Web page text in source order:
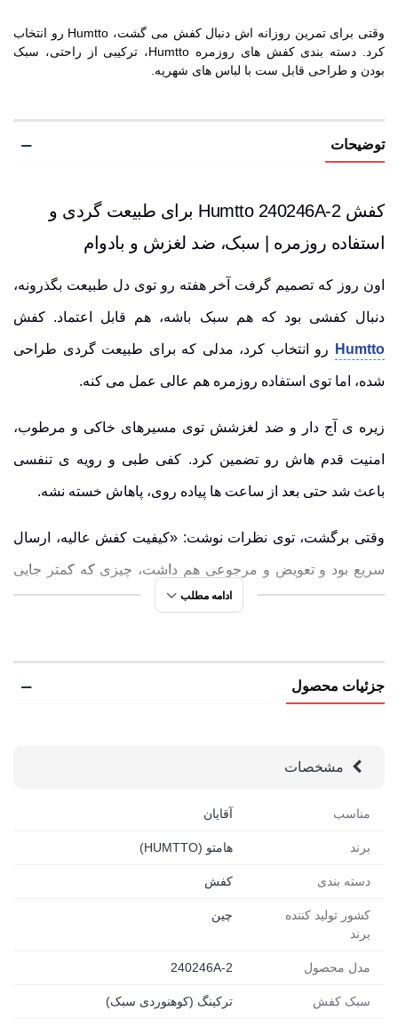
وقتی برای تمرین روزانه اش دنبال کفش می گشت، Humtto رو انتخاب
کرد. دسته بندی کفش های روزمره Humtto، ترکیبی از راحتی، سبک
بودن و طراحی قابل ست با لباس های شهریه.
توضیحات
کفش Humtto 240246A-2 برای طبیعت گردی و
استفاده روزمره | سبک، ضد لغزش و بادوام
اون روز که تصمیم گرفت آخر هفته رو توی دل طبیعت بگذرونه،
دنبال کفشی بود که هم سبک باشه، هم قابل اعتماد. کفش
Humtto رو انتخاب کرد، مدلی که برای طبیعت گردی طراحی
شده، اما توی استفاده روزمره هم عالی عمل می کنه.
زیره ی آج دار و ضد لغزشش توی مسیرهای خاکی و مرطوب،
امنیت قدم هاش رو تضمین کرد. کفی طبی و رویه ی تنفسی
باعث شد حتی بعد از ساعت ها پیاده روی، پاهاش خسته نشه.
وقتی برگشت، توی نظرات نوشت: «کیفیت کفش عالیه، ارسال
سریع بود و تعویض و مرجوعی هم داشت، چیزی که کمتر جایی
راحت، هم توی طبیعت بدرخش، هم توی خیابون های شهر.
ساختار تخصصی و طراحی روزمره
های طولانی
فرم پذیر با ساختار پا: فیت طبیعی بدون فشار یا لغزش
بسته شدن با بند:
قابل تنظیم برای راحتی بیشتر و استایل
ساق بلند برای محافظت بیشتر از مچ پا:
سلیقه و اهل حرکت
ادامه مطلب
جزئیات محصول
مشخصات
مناسب آقایان
برند هامتو (HUMTTO)
دسته بندی کفش
کشور تولید کننده
برند
چین
مدل محصول 240246A-2
سبک کفش ترکینگ (کوهنوردی سبک)